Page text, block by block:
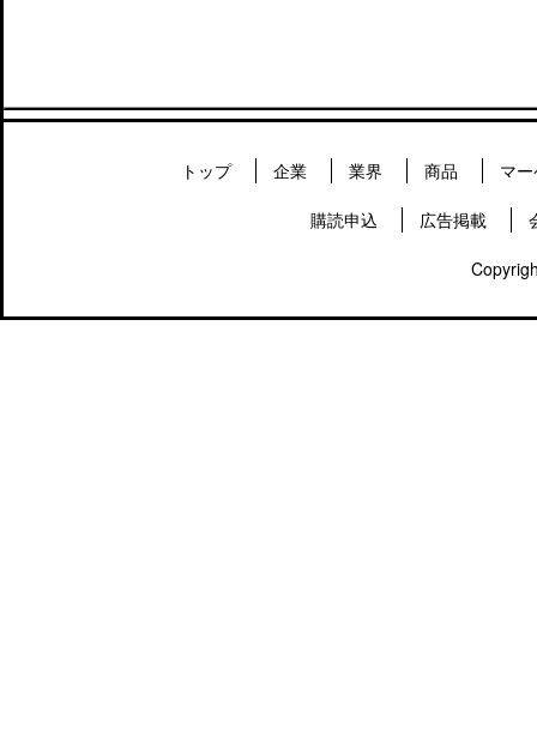
トップ 企業 業界 商品 マ
購読申込 広告掲載